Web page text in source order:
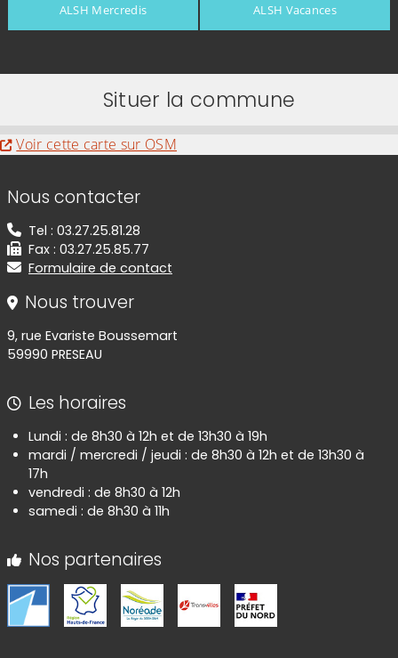
ALSH Mercredis ALSH Vacances
Situer la commune
Evitez la carte interactive ci-après et aller au
Voir cette carte sur OSM
Informations de contact
Nous contacter
Tel : 03.27.25.81.28
Fax : 03.27.25.85.77
Formulaire de contact
Nous trouver
9, rue Evariste Boussemart
59990 PRESEAU
Les horaires
Lundi : de 8h30 à 12h et de 13h30 à 19h
mardi / mercredi / jeudi : de 8h30 à 12h et de 13h30 à
17h
vendredi : de 8h30 à 12h
samedi : de 8h30 à 11h
Nos partenaires